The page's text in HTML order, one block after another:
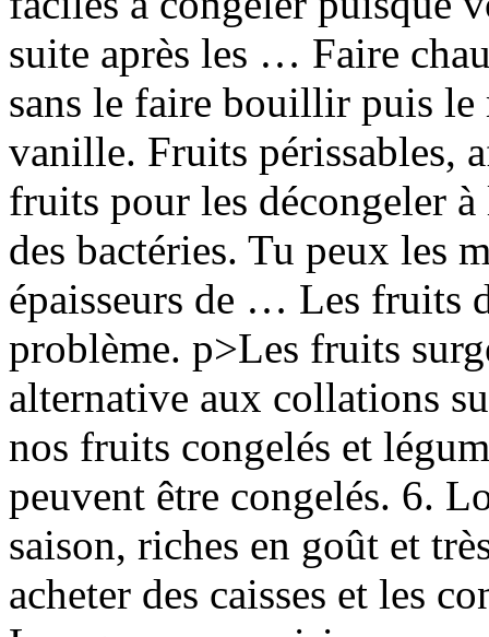
suite après les … Faire
sans le faire bouillir puis le
vanille. Fruits périssables,
fruits pour les décongeler
des bactéries. Tu peux les
épaisseurs de … Les fruits
problème. p>Les fruits
alternative aux collations
nos fruits congelés et
peuvent être congelés. 6.
saison, riches en goût et
acheter des caisses et les